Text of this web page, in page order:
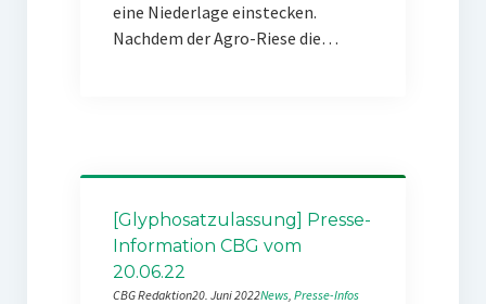
eine Niederlage einstecken.
Nachdem der Agro-Riese die…
[Glyphosatzulassung] Presse-
Information CBG vom
20.06.22
CBG Redaktion20. Juni 2022News, Presse-Infos